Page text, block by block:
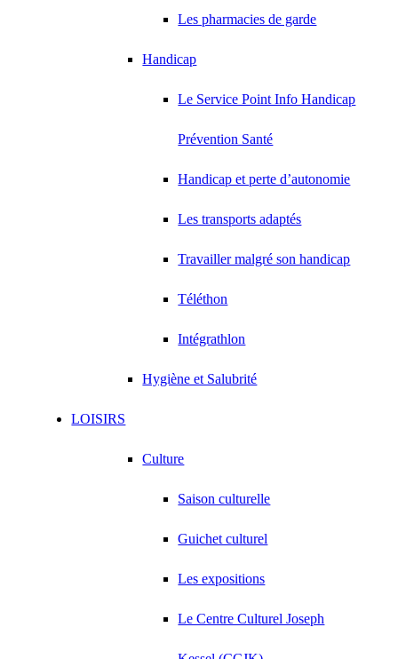
Les pharmacies de garde
Handicap
Le Service Point Info Handicap
Prévention Santé
Handicap et perte d’autonomie
Les transports adaptés
Travailler malgré son handicap
Téléthon
Intégrathlon
Hygiène et Salubrité
LOISIRS
Culture
Saison culturelle
Guichet culturel
Les expositions
Le Centre Culturel Joseph